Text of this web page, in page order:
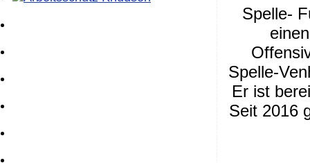
Spelle-
Spelle-
Er ist
Seit 2016